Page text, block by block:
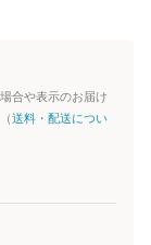
合や表示のお届け
送料・配送につい